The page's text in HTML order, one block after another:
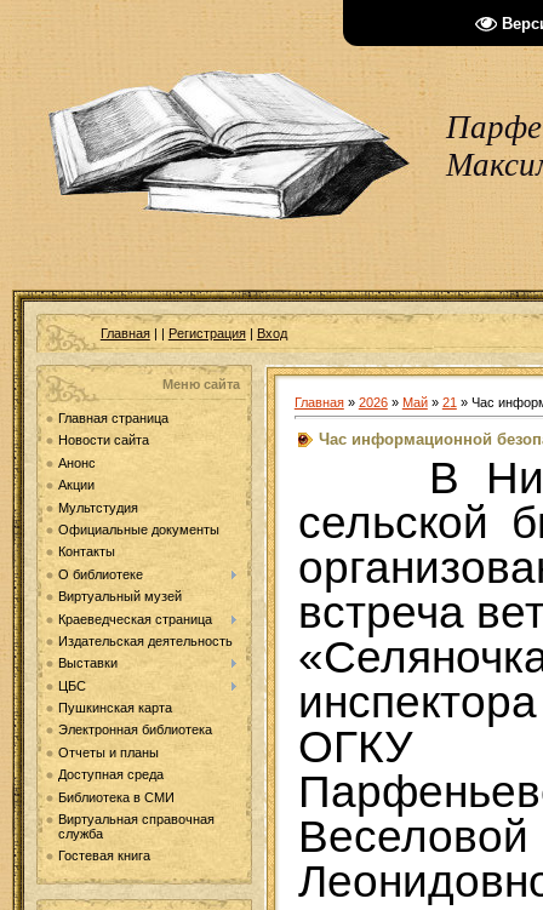
Главная| | Регистрация| Вход
Меню сайта
Главная страница
Новости сайта
Анонс
Акции
Мультстудия
Официальные документы
Контакты
О библиотеке
Виртуальный музей
Краеведческая страница
Издательская деятельность
Выставки
ЦБС
Пушкинская карта
Электронная библиотека
Отчеты и планы
Доступная среда
Библиотека в СМИ
Виртуальная справочная
служба
Гостевая книга
Главная» 2026 » Май » 21 » Час
Час информационной
В
сельской
встреча
ОГКУ